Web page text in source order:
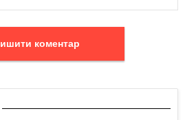
Залишити коментар